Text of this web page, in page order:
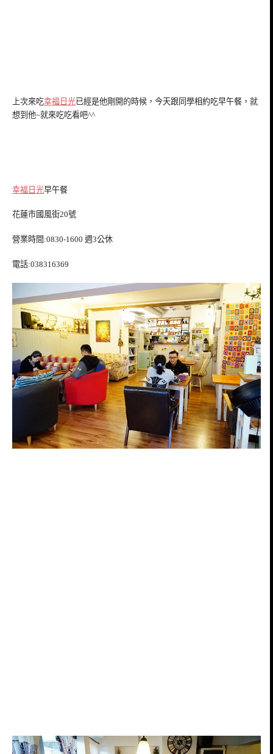
上次來吃幸福日光已經是他剛開的時候，今天跟同學相約吃早午餐，就
想到他~就來吃吃看吧^^
幸福日光早午餐
花蓮市國風街20號
營業時間:0830-1600 週3公休
電話:038316369